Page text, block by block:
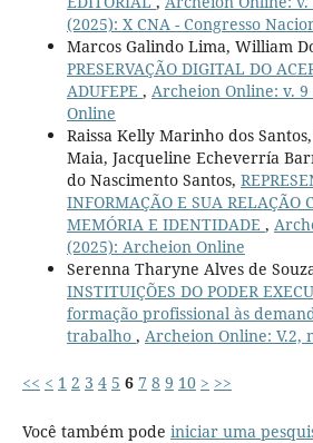
(2025): X CNA - Congresso
Marcos Galindo Lima, William
PRESERVAÇÃO DIGITAL DO
ADUFEPE , Archeion Online: v.
Online
Raissa Kelly Marinho dos
Maia, Jacqueline Echeverría
do Nascimento Santos,
INFORMAÇÃO E SUA RELAÇÃO
MEMÓRIA E IDENTIDADE ,
(2025): Archeion Online
Serenna Tharyne Alves de
INSTITUIÇÕES DO PODER
formação profissional às
trabalho , Archeion Online: V.2,
<< < 1 2 3 4 5 6 7 8 9 10 > >>
Você também pode iniciar uma